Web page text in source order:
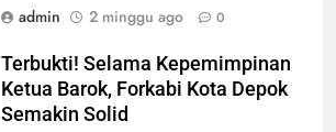
admin
2 minggu ago 0
Terbukti! Selama Kepemimpinan
Ketua Barok, Forkabi Kota Depok
Semakin Solid